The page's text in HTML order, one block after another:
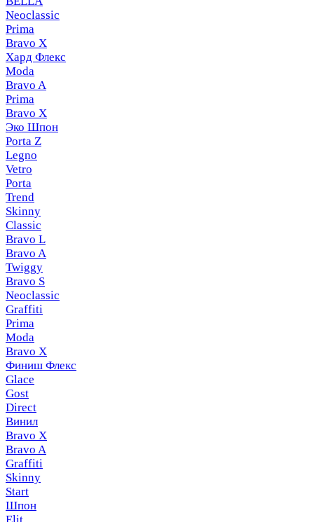
Neoclassic
Prima
Bravo X
Хард Флекс
Moda
Bravo A
Prima
Bravo X
Эко Шпон
Porta Z
Legno
Vetro
Porta
Trend
Skinny
Classic
Bravo L
Bravo A
Twiggy
Bravo S
Neoclassic
Graffiti
Prima
Moda
Bravo X
Финиш Флекс
Glace
Gost
Direct
Винил
Bravo X
Bravo A
Graffiti
Skinny
Start
Шпон